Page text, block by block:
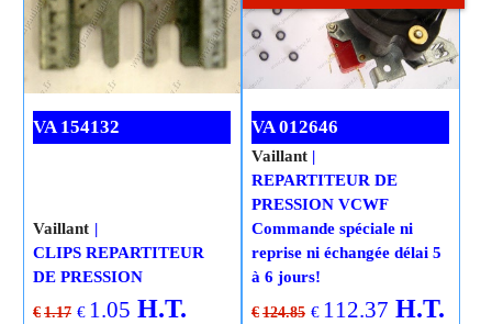
VA 154132
€ 1.17 € 1.05 H.T.
Vaillant
CLIPS REPARTITEUR
DE PRESSION
VA 012646
€ 124.85 € 112.37 H.T.
Vaillant
REPARTITEUR DE
PRESSION VCWF
Commande spéciale ni
reprise ni échangée délai 5
à 6 jours!